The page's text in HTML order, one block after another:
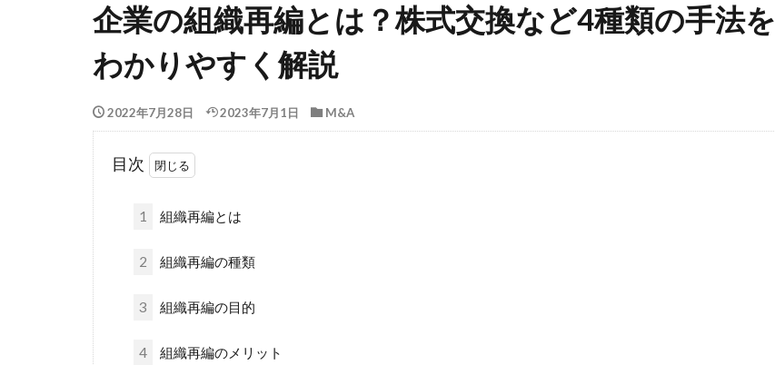
企業の組織再編とは？株式交換など4種類の手法を
わかりやすく解説
2022年7月28日 2023年7月1日 M&A
目次
1 組織再編とは
2 組織再編の種類
3 組織再編の目的
4 組織再編のメリット